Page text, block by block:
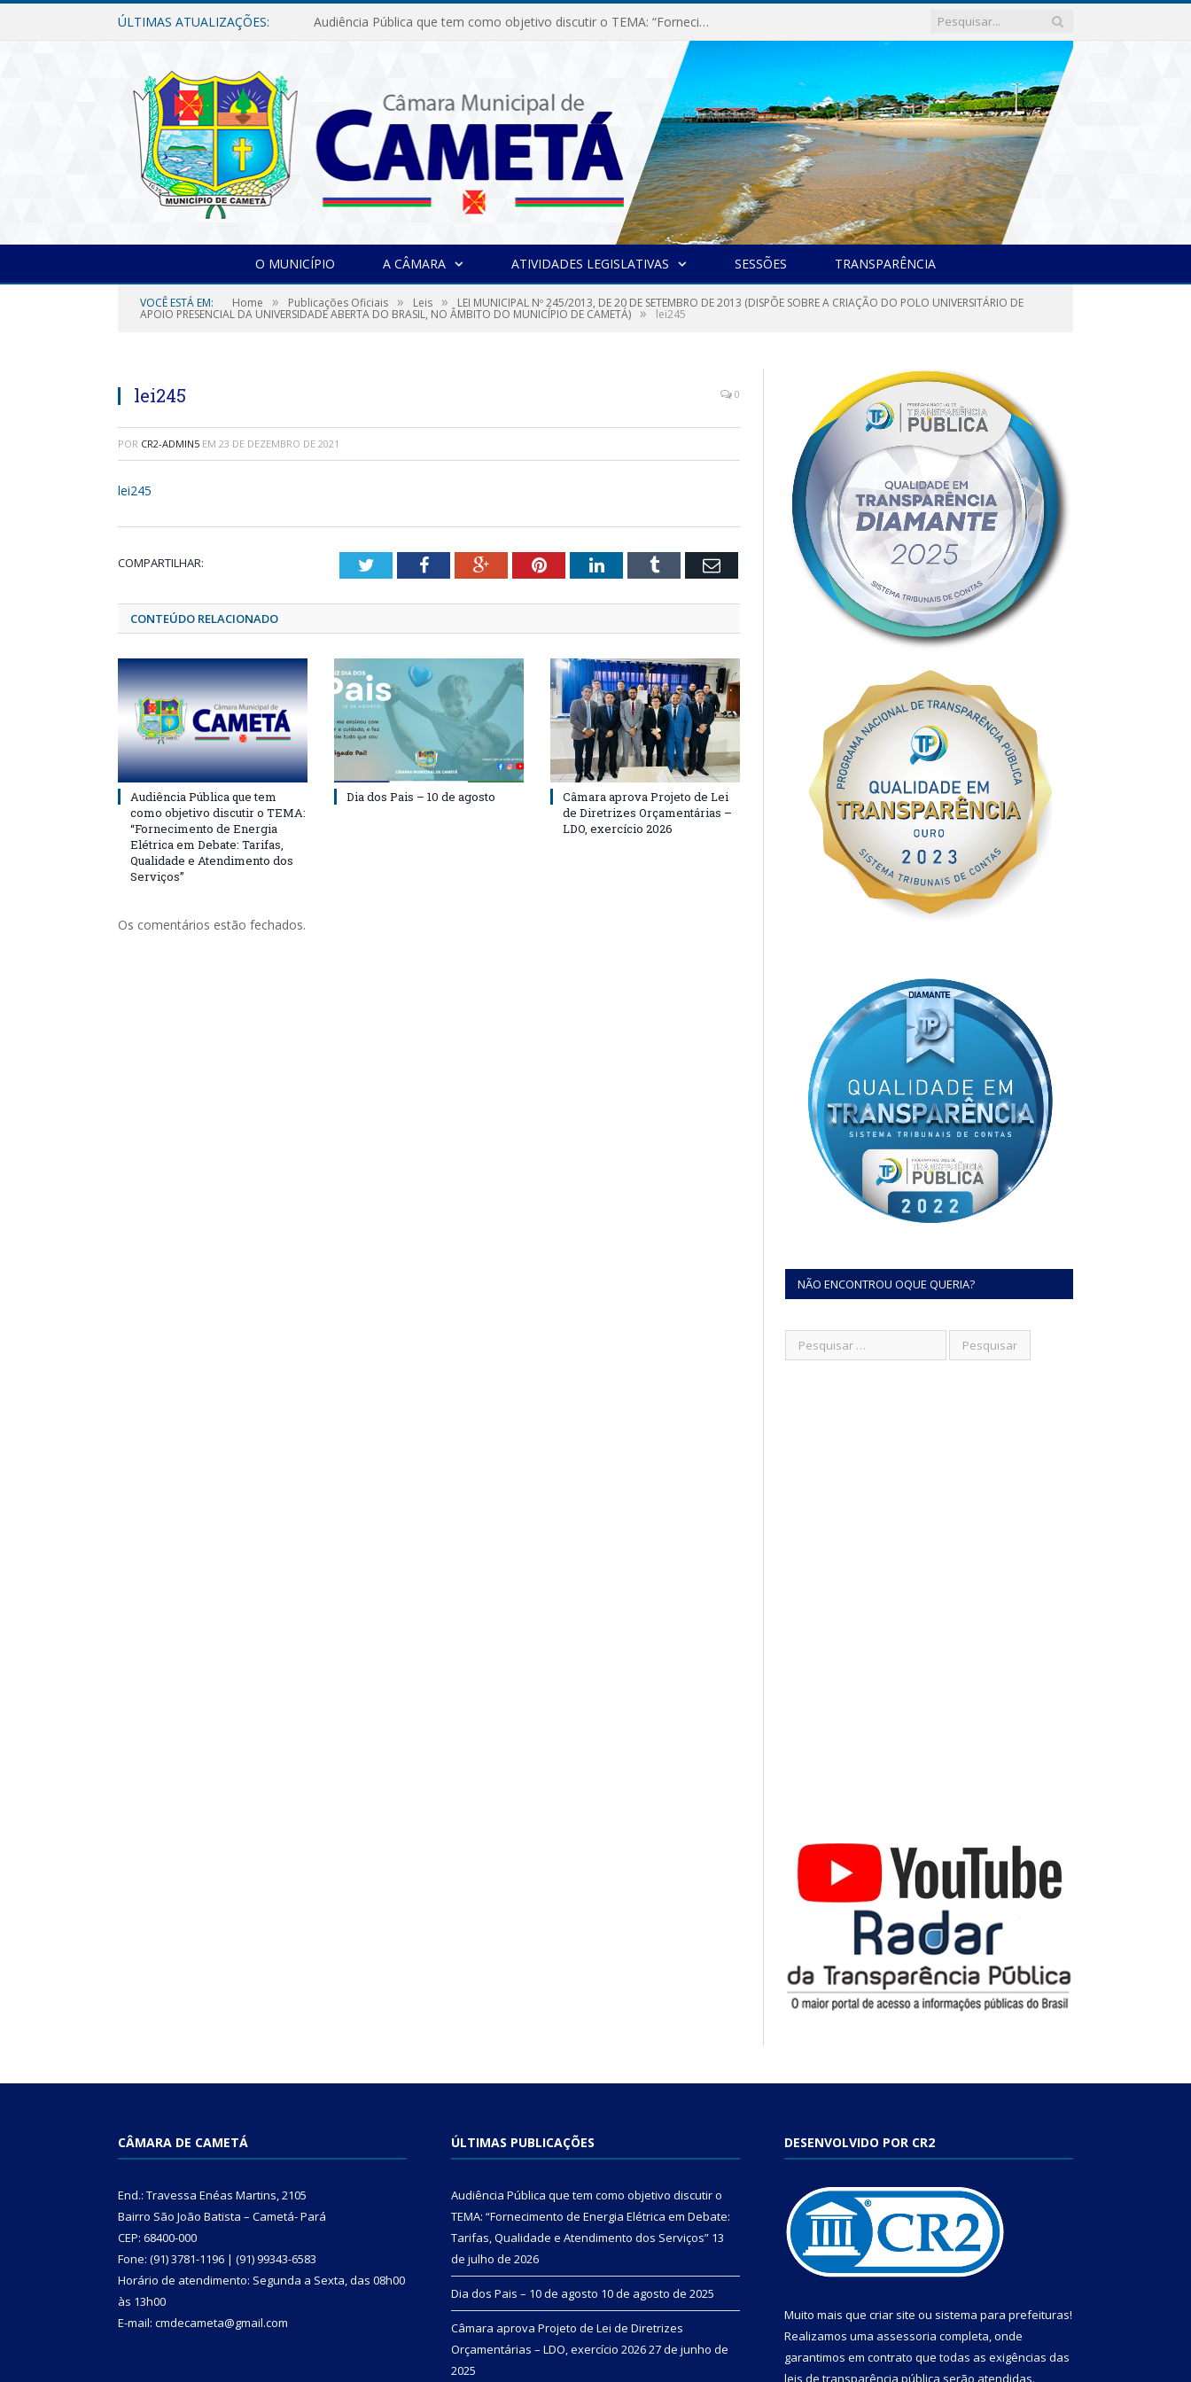
ÚLTIMAS ATUALIZAÇÕES: Audiência Pública que tem como objetivo discutir o TEMA: “Fornecimento de Energia Elétrica em Debate: Tarifas, Qualidade e Atendimento dos Serviços”
O MUNICÍPIO A CÂMARA ATIVIDADES LEGISLATIVAS SESSÕES TRANSPARÊNCIA
VOCÊ ESTÁ EM: Home » Publicações Oficiais » Leis » LEI MUNICIPAL Nº 245/2013, DE 20 DE SETEMBRO DE 2013 (DISPÕE SOBRE A CRIAÇÃO DO POLO UNIVERSITÁRIO DE
APOIO PRESENCIAL DA UNIVERSIDADE ABERTA DO BRASIL, NO ÂMBITO DO MUNICÍPIO DE CAMETÁ) » lei245
lei245 0
POR CR2-ADMIN5 EM 23 DE DEZEMBRO DE 2021
lei245
COMPARTILHAR: TwitterFacebookGoogle+PinterestLinkedInTumblr Email
CONTEÚDO RELACIONADO
Audiência Pública que tem
como objetivo discutir o TEMA:
“Fornecimento de Energia
Elétrica em Debate: Tarifas,
Qualidade e Atendimento dos
Serviços”
Dia dos Pais – 10 de agosto
Câmara aprova Projeto de Lei
de Diretrizes Orçamentárias –
LDO, exercício 2026
Os comentários estão fechados.
NÃO ENCONTROU OQUE QUERIA?
CÂMARA DE CAMETÁ
End.: Travessa Enéas Martins, 2105
Bairro São João Batista – Cametá- Pará
CEP: 68400-000
Fone: (91) 3781-1196 | (91) 99343-6583
Horário de atendimento: Segunda a Sexta, das 08h00
às 13h00
E-mail: cmdecameta@gmail.com
ÚLTIMAS PUBLICAÇÕES
Audiência Pública que tem como objetivo discutir o
TEMA: “Fornecimento de Energia Elétrica em Debate:
Tarifas, Qualidade e Atendimento dos Serviços” 13
de julho de 2026
Dia dos Pais – 10 de agosto 10 de agosto de 2025
Câmara aprova Projeto de Lei de Diretrizes
Orçamentárias – LDO, exercício 202627 de junho de
2025
DESENVOLVIDO POR CR2
Muito mais que criar site ou sistema para prefeituras!
Realizamos uma assessoria completa, onde
garantimos em contrato que todas as exigências das
leis de transparência pública serão atendidas.